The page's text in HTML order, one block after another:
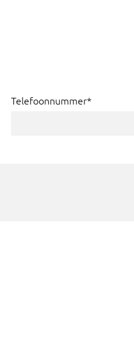
Telefoonnummer*